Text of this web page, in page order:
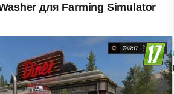
для Farming Simulator